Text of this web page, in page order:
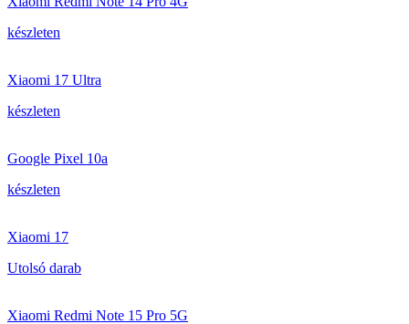
készleten
Xiaomi 17 Ultra
készleten
Google Pixel 10a
készleten
Xiaomi 17
Utolsó darab
Xiaomi Redmi Note 15 Pro 5G